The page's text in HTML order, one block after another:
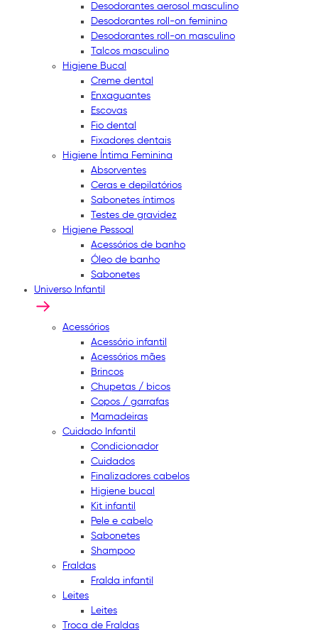
Desodorantes aerosol masculino
Desodorantes roll-on feminino
Desodorantes roll-on masculino
Talcos masculino
Higiene Bucal
Creme dental
Enxaguantes
Escovas
Fio dental
Fixadores dentais
Higiene Íntima Feminina
Absorventes
Ceras e depilatórios
Sabonetes íntimos
Testes de gravidez
Higiene Pessoal
Acessórios de banho
Óleo de banho
Sabonetes
Universo Infantil
Acessórios
Acessório infantil
Acessórios mães
Brincos
Chupetas / bicos
Copos / garrafas
Mamadeiras
Cuidado Infantil
Condicionador
Cuidados
Finalizadores cabelos
Higiene bucal
Kit infantil
Pele e cabelo
Sabonetes
Shampoo
Fraldas
Fralda infantil
Leites
Leites
Troca de Fraldas